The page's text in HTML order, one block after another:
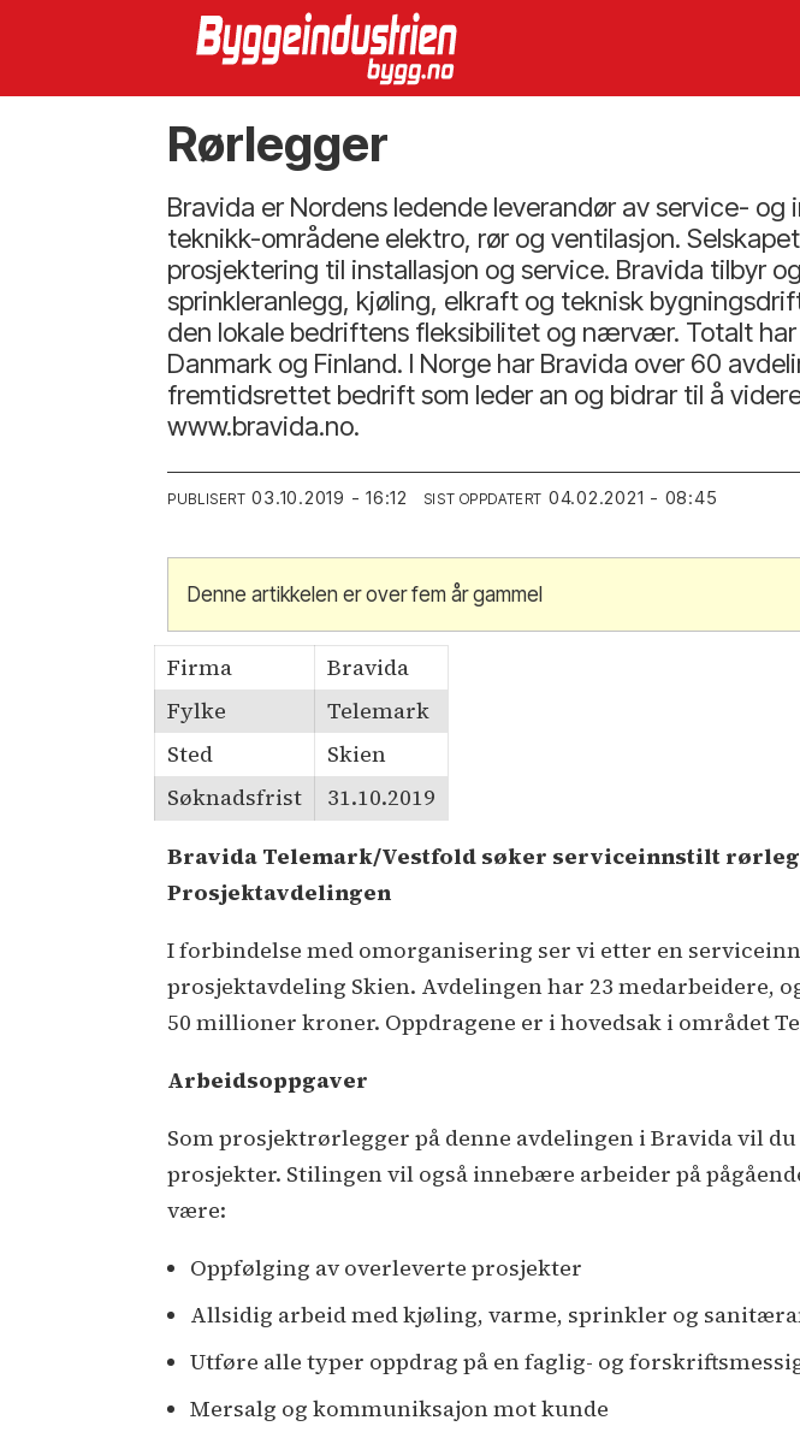
Rørlegger
Bravida er Nordens ledende leverandør av service-
teknikk-områdene elektro, rør og ventilasjon.
prosjektering til installasjon og service. Bravida tilbyr
sprinkleranlegg, kjøling, elkraft og teknisk
den lokale bedriftens fleksibilitet og nærvær. Totalt har
Danmark og Finland. I Norge har Bravida over 60
fremtidsrettet bedrift som leder an og bidrar til å
www.bravida.no.
PUBLISERT 03.10.2019 - 16:12 SIST OPPDATERT 04.02.2021 - 08:45
Denne artikkelen er over fem år gammel
Firma
Bravida
Fylke
Telemark
Sted
Skien
Søknadsfrist
31.10.2019
Bravida Telemark/Vestfold søker serviceinnstilt
Prosjektavdelingen
I forbindelse med omorganisering ser vi etter en
prosjektavdeling Skien. Avdelingen har 23 medarbeidere,
50 millioner kroner. Oppdragene er i hovedsak i området
Arbeidsoppgaver
Som prosjektrørlegger på denne avdelingen i Bravida vil
prosjekter. Stilingen vil også innebære arbeider på
være:
Oppfølging av overleverte prosjekter
Allsidig arbeid med kjøling, varme, sprinkler og
Utføre alle typer oppdrag på en faglig- og
Mersalg og kommuniksajon mot kunde